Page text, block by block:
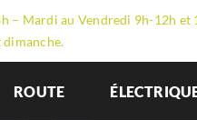
– Mardi au Vendredi 9h-12h et
ROUTE